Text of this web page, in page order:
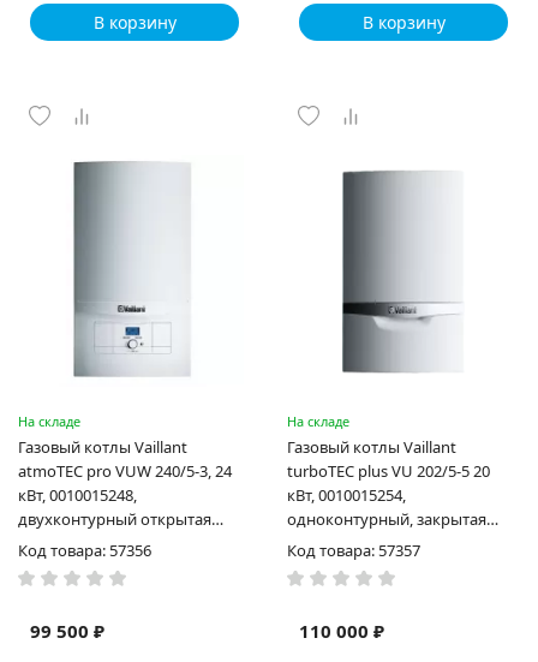
В корзину В корзину
На складе
Газовый котлы Vaillant
atmoTEC pro VUW 240/5-3, 24
кВт, 0010015248,
двухконтурный открытая
камера сгорания
Код товара: 57356
99 500 ₽
На складе
Газовый котлы Vaillant
turboTEC plus VU 202/5-5 20
кВт, 0010015254,
одноконтурный, закрытая
камера сгорания
Код товара: 57357
110 000 ₽